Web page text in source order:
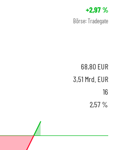
+2,97%
Börse: Tradegate
68,80 EUR
3,51 Mrd. EUR
16
2,57 %